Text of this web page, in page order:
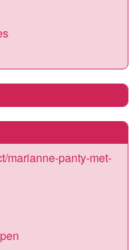
marianne-panty-met-